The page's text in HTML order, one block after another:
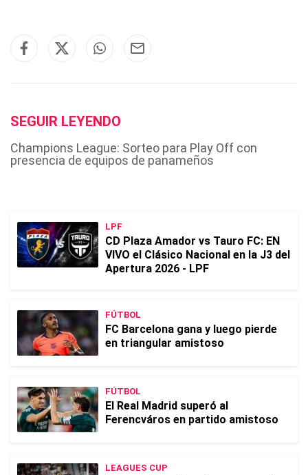
SEGUIR LEYENDO
Champions League: Sorteo para Play Off con
presencia de equipos de panameños
LPF
CD Plaza Amador vs Tauro FC: EN
VIVO el Clásico Nacional en la J3 del
Apertura 2026 - LPF
FÚTBOL
FC Barcelona gana y luego pierde
en triangular amistoso
FÚTBOL
El Real Madrid superó al
Ferencváros en partido amistoso
LEAGUES CUP